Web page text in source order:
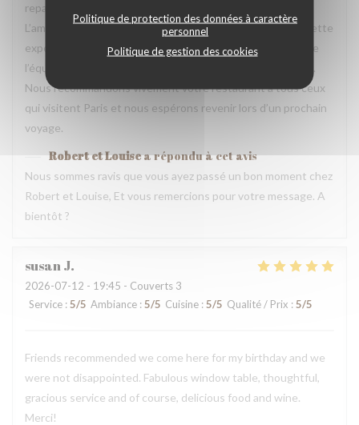
Politique de protection des données à caractère
personnel
Politique de gestion des cookies
repas. Nous nous sommes sentis très bien accueillis.
L’ambiance était agréable et chaleureuse, ce qui a rendu cette
expérience encore plus mémorable. Un grand merci à toute
l’équipe pour votre professionnalisme et votre gentillesse.
Nous recommandons vivement votre restaurant à tous ceux
qui visitent Paris et nous espérons revenir lors d’un prochain
voyage.
Robert et Louisea répondu à cet avis
Nous sommes ravis que vous ayez passé un bon moment chez
Robert et Louise, Et vous remercions pour votre message. A
bientôt ?
susanJ
2026-07-12 - 19:45 - Couverts 3
Service : 5/5 Ambiance : 5/5 Cuisine : 5/5 Qualité / Prix : 5/5
Friends recommended we come here for my birthday and we
were not disappointed. Fabulous window table, thoughtful,
gracious service and of course, delicious food and wine.
Merci!